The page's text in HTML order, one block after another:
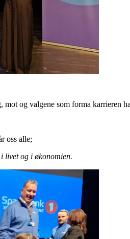
mot og valgene som forma karrieren
oss alle;
livet og i økonomien.